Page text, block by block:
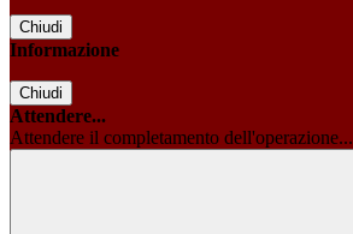
Chiudi
Informazione
Chiudi
Attendere...
Attendere il completamento dell'operazione...